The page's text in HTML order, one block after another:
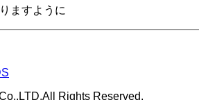
ますように
Rights Reserved.